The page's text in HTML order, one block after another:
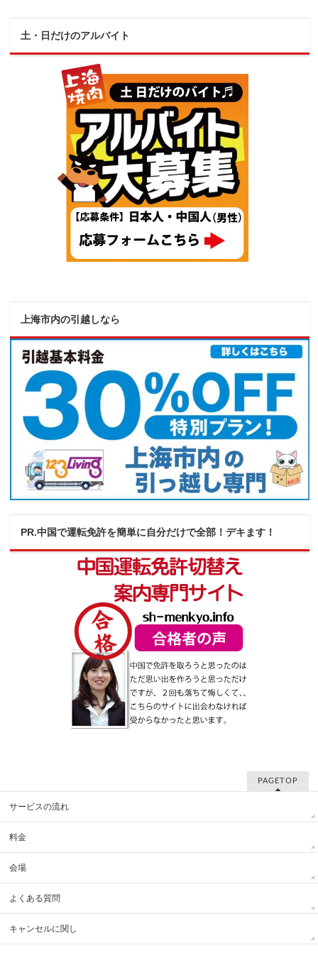
土・日だけのアルバイト
上海市内の引越しなら
PR.中国で運転免許を簡単に自分だけで全部！デキます！
PAGETOP
サービスの流れ
料金
会場
よくある質問
キャンセルに関し